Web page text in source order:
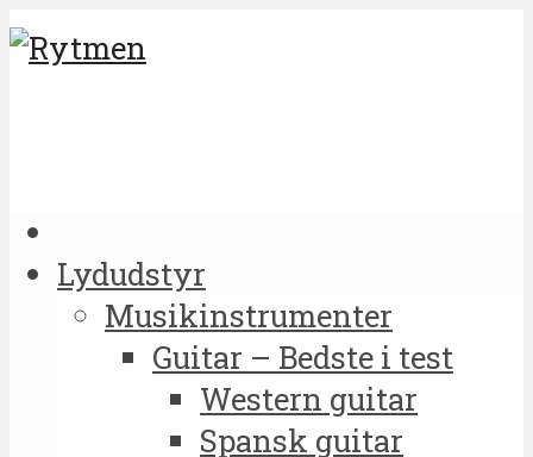
Lydudstyr
Musikinstrumenter
Guitar – Bedste i test
Western guitar
Spansk guitar